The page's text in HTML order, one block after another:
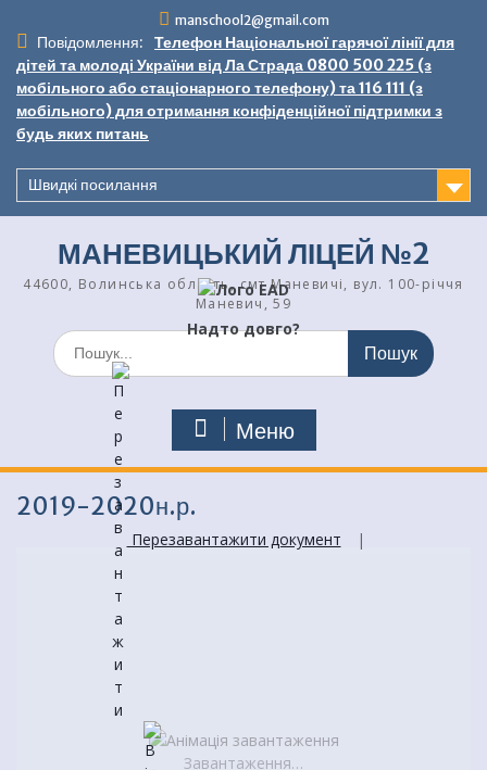
вмісту
manschool2@gmail.com
Повідомлення:
Телефон Національної гарячої лінії для
дітей та молоді України від Ла Страда 0800 500 225 (з
мобільного або стаціонарного телефону) та 116 111 (з
мобільного) для отримання конфіденційної підтримки з
будь яких питань
Швидкі посилання
МАНЕВИЦЬКИЙ ЛІЦЕЙ №2
44600, Волинська область, смт Маневичі, вул. 100-річчя
Маневич, 59
Шукати:
Меню
2019-2020н.р.
Завантаження…
Надто довго?
Перезавантажити документ |